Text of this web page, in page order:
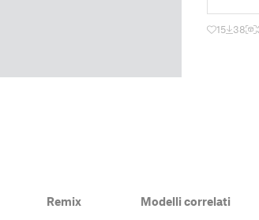
15 38
Remix Modelli correlati